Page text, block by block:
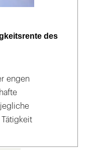
des
engen